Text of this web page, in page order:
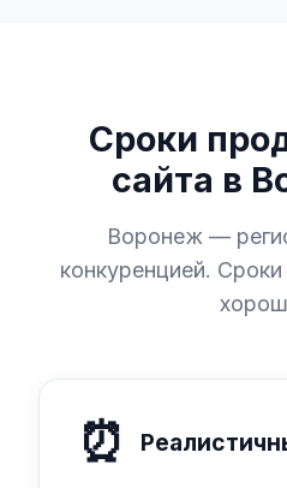
Сроки
сайта в
Воронеж —
конкуренцией.
⏰